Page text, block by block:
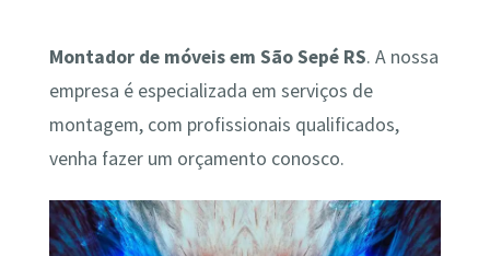
Montador de móveis em São Sepé RS. A nossa
empresa é especializada em serviços de
montagem, com profissionais qualificados,
venha fazer um orçamento conosco.